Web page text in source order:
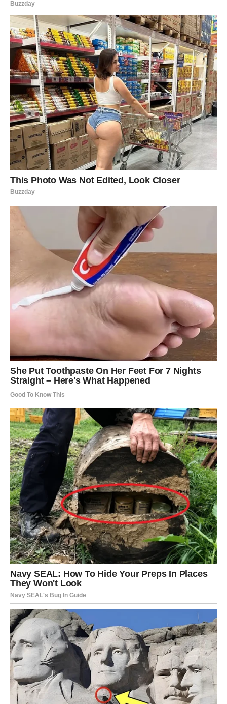
BIK – NOVAC, SIGURNOST I
OSEĆAJ DA STE KONAČNO NA
SVOM PUTU
Bikovi ulaze uperiod stabilizacije i nagrade. Sve što ste
gradili polako, sada počinje da daje rezultate.
Mlad Mesec donosi:
poboljšanje finansijske situacije
rešavanje porodičnog pitanja
osećaj sigurnosti koji vam je falio
Za mnoge Bikove, ovo je početak perioda u kojem više ne
morate da brinete hoće li se nešto srušiti. Temelji su
postavljeni, a sudbina vam daje potvrdu da steizabrali
pravi put
U ljubavi – odnos koji je bio na testu sada može postati
mnogo stabilniji, ali samo ako obe strane igraju otvoreno.
VODOLIJA – NOVA FAZA
ŽIVOTA POČINJE
Mlad Mesec vam donosipotpunu promenu pogleda na
život. Vi više ne želite da se uklapate, da ćutite ili da
objašnjavate sebe drugima.
U narednim danima:
donosite hrabru odluku
prekidate nešto što vas je gušilo
započinjete novi projekat ili ideju
Sudbina vas vodi ka slobodi. I iako će okolina možda biti
iznenađena vašim potezima, vi konačno osećate da
živite
u skladu sa sobom .